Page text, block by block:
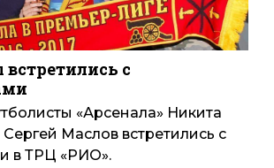
с
«Арсенала» Никита
Маслов встретились с
в ТРЦ «РИО».